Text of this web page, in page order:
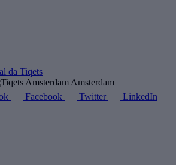
Amsterdam
Facebook Twitter LinkedIn